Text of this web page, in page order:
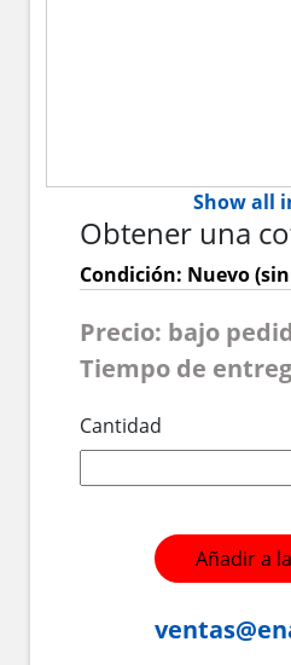
Show all
Obtener una
Condición: Nuevo
Precio: bajo
Tiempo de
Cantidad
Añadir a